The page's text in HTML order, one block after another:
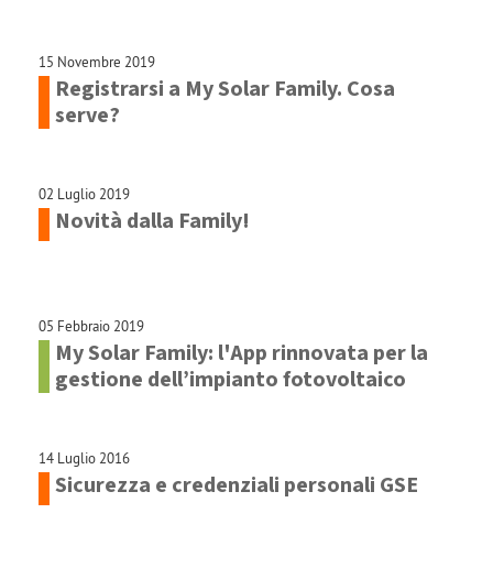
15 Novembre 2019
Registrarsi a My Solar Family. Cosa
serve?
02 Luglio 2019
Novità dalla Family!
05 Febbraio 2019
My Solar Family: l'App rinnovata per la
gestione dell’impianto fotovoltaico
14 Luglio 2016
Sicurezza e credenziali personali GSE